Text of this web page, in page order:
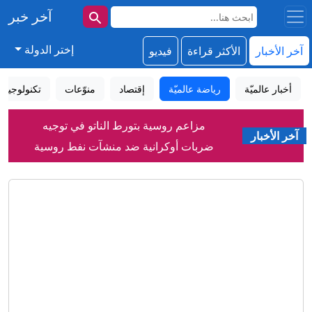
آخر خبر
آخر الأخبار الأكثر قراءة فيديو إختر الدولة
أخبار عالميّة رياضة عالميّة إقتصاد منوّعات تكنولوجيا
آخر الأخبار
مزاعم روسية بتورط الناتو في توجيه
ضربات أوكرانية ضد منشآت نفط روسية
شاهد خطابات ترامب المتقلبة بشأن الحرب
مع إيران
إعلام يمني: انفجارات في مأرب بعد قصف